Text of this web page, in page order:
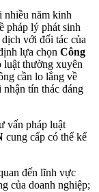
nhiều năm kinh
pháp lý phát sinh
với đối tác của
lựa chọn Công
luật thường xuyên
cần lo lắng về
tín thác đáng
vấn pháp luật
cung cấp có thể kể
đến lĩnh vực
của doanh nghiệp;